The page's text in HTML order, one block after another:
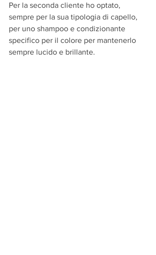
Per la seconda cliente ho optato,
sempre per la sua tipologia di capello,
per uno shampoo e condizionante
specifico per il colore per mantenerlo
sempre lucido e brillante.